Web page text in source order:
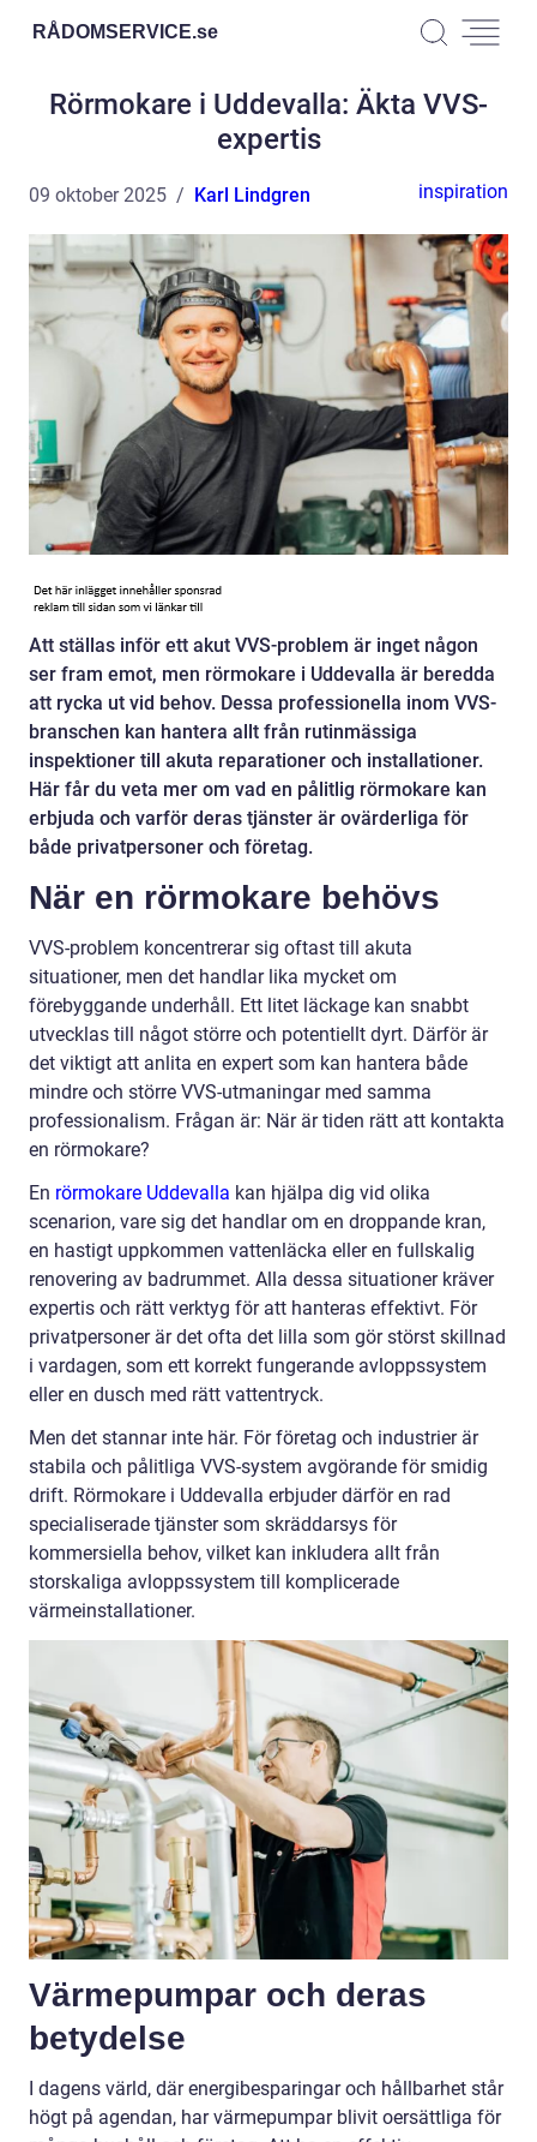
RÅDOMSERVICE.se
Rörmokare i Uddevalla: Äkta VVS-
expertis
09 oktober 2025 Karl Lindgren inspiration
Att ställas inför ett akut VVS-problem är inget någon
ser fram emot, men rörmokare i Uddevalla är beredda
att rycka ut vid behov. Dessa professionella inom VVS-
branschen kan hantera allt från rutinmässiga
inspektioner till akuta reparationer och installationer.
Här får du veta mer om vad en pålitlig rörmokare kan
erbjuda och varför deras tjänster är ovärderliga för
både privatpersoner och företag.
När en rörmokare behövs
VVS-problem koncentrerar sig oftast till akuta
situationer, men det handlar lika mycket om
förebyggande underhåll. Ett litet läckage kan snabbt
utvecklas till något större och potentiellt dyrt. Därför är
det viktigt att anlita en expert som kan hantera både
mindre och större VVS-utmaningar med samma
professionalism. Frågan är: När är tiden rätt att kontakta
en rörmokare?
En rörmokare Uddevalla kan hjälpa dig vid olika
scenarion, vare sig det handlar om en droppande kran,
en hastigt uppkommen vattenläcka eller en fullskalig
renovering av badrummet. Alla dessa situationer kräver
expertis och rätt verktyg för att hanteras effektivt. För
privatpersoner är det ofta det lilla som gör störst skillnad
i vardagen, som ett korrekt fungerande avloppssystem
eller en dusch med rätt vattentryck.
Men det stannar inte här. För företag och industrier är
stabila och pålitliga VVS-system avgörande för smidig
drift. Rörmokare i Uddevalla erbjuder därför en rad
specialiserade tjänster som skräddarsys för
kommersiella behov, vilket kan inkludera allt från
storskaliga avloppssystem till komplicerade
värmeinstallationer.
Värmepumpar och deras
betydelse
I dagens värld, där energibesparingar och hållbarhet står
högt på agendan, har värmepumpar blivit oersättliga för